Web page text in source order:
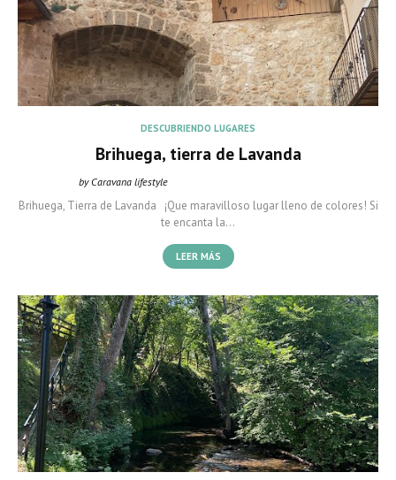
DESCUBRIENDO LUGARES
Brihuega, tierra de Lavanda
by Caravana lifestyle
Brihuega, Tierra de Lavanda ¡Que maravilloso lugar lleno de colores! Si
te encanta la…
LEER MÁS